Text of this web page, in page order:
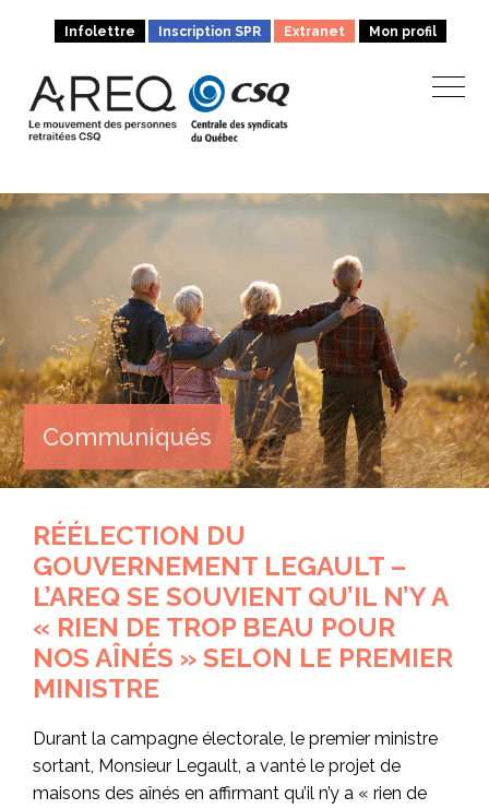
Infolettre Inscription SPR Extranet Mon profil
Communiqués
RÉÉLECTION DU
GOUVERNEMENT LEGAULT –
L’AREQ SE SOUVIENT QU’IL N’Y A
« RIEN DE TROP BEAU POUR
NOS AÎNÉS » SELON LE PREMIER
MINISTRE
Durant la campagne électorale, le premier ministre
sortant, Monsieur Legault, a vanté le projet de
maisons des aînés en affirmant qu’il n’y a « rien de